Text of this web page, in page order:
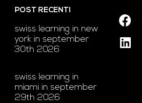
POST RECENTI
swiss learning in new
york in september
30th 2026
swiss learning in
miami in september
29th 2026